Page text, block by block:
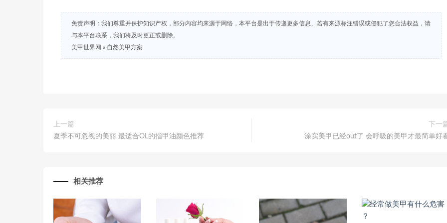
免责声明：我们尊重并保护知识产权，部分内容均来源于网络，本平台是出于传递更多信息、若有来源标注错误或侵犯了您合法权益，请
与本平台联系，我们将及时更正或删除。
美甲世界网 » 自然美甲方案
上一篇
夏季不可忽视的美丽 最适合OL的指甲油颜色推荐
下一
涂实美甲已经out了 会呼吸的美甲才最简单好
相关推荐